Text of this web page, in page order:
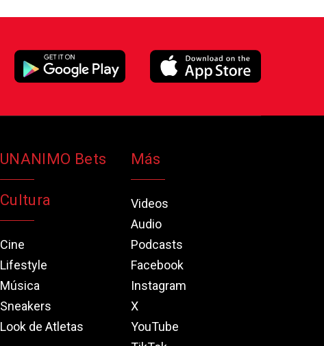
UNANIMO Bets
Cultura
Cine
Lifestyle
Música
Sneakers
Look de Atletas
Más
Videos
Audio
Podcasts
Facebook
Instagram
X
YouTube